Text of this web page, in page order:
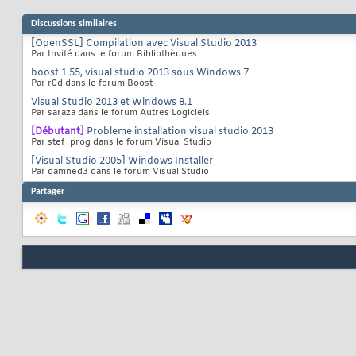
Discussions similaires
[OpenSSL] Compilation avec Visual Studio 2013
Par Invité dans le forum Bibliothèques
boost 1.55, visual studio 2013 sous Windows 7
Par r0d dans le forum Boost
Visual Studio 2013 et Windows 8.1
Par saraza dans le forum Autres Logiciels
[Débutant] Probleme installation visual studio 2013
Par stef_prog dans le forum Visual Studio
[Visual Studio 2005] Windows Installer
Par damned3 dans le forum Visual Studio
Partager